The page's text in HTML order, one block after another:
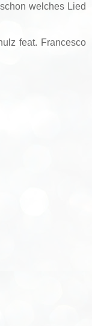
welches Lied
feat. Francesco